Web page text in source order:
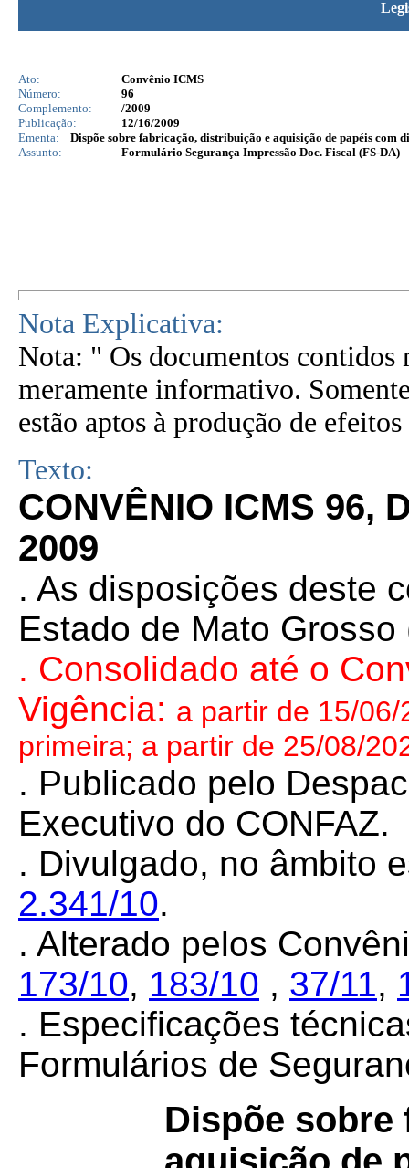
Ato:
Convênio ICMS
Número:
96
Complemento:
/2009
Publicação:
12/16/2009
Ementa:
Dispõe sobre fabricação, distribuição e aquisição de papéis com
Assunto:
Formulário Segurança Impressão Doc. Fiscal (FS-DA)
Nota Explicativa:
Nota: " Os documentos contidos
meramente informativo.
estão aptos à produção de
Texto:
CONVÊNIO ICMS 96,
2009
. As disposições deste
Estado de Mato Grosso
. Consolidado até o
Vigência: a partir de 15/
primeira; a partir de 25/08/
. Publicado pelo
Executivo do CONFAZ.
. Divulgado, no âmbito
2.341/10.
. Alterado pelos
173/10, 183/10 , 37/11,
. Especificações
Formulários de
Dispõe